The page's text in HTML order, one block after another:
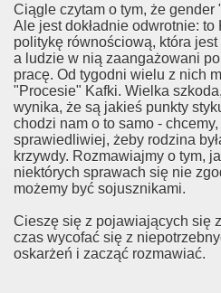
Ciągle czytam o tym, że gender
Ale jest dokładnie odwrotnie: to
politykę równościową, która
a ludzie w nią zaangażowani
pracę. Od tygodni wielu z nich
"Procesie" Kafki. Wielka
wynika, że są jakieś punkty
chodzi nam o to samo -
sprawiedliwiej, żeby rodzina
krzywdy. Rozmawiajmy o tym,
niektórych sprawach się nie
możemy być sojusznikami.
Cieszę się z pojawiających się
czas wycofać się z
oskarżeń i zacząć rozmawiać.
prezerwatyw